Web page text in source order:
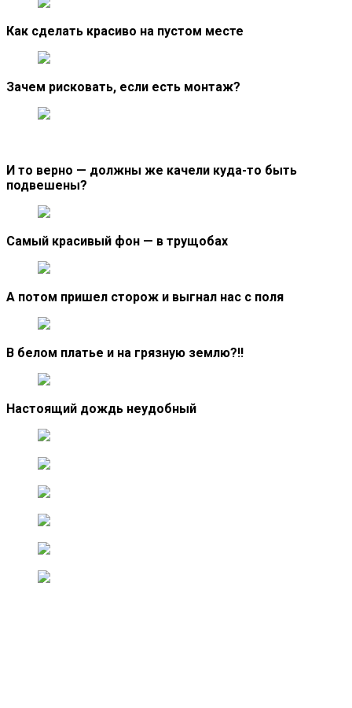
Как сделать красиво на пустом месте
Зачем рисковать, если есть монтаж?
И то верно — должны же качели куда-то быть
подвешены?
Самый красивый фон — в трущобах
А потом пришел сторож и выгнал нас с поля
В белом платье и на грязную землю?!!
Настоящий дождь неудобный